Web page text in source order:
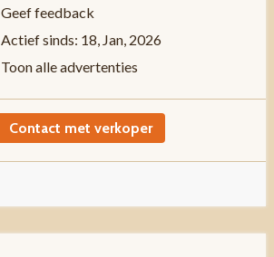
Geef feedback
Actief sinds: 18, Jan, 2026
Toon alle advertenties
Contact met verkoper